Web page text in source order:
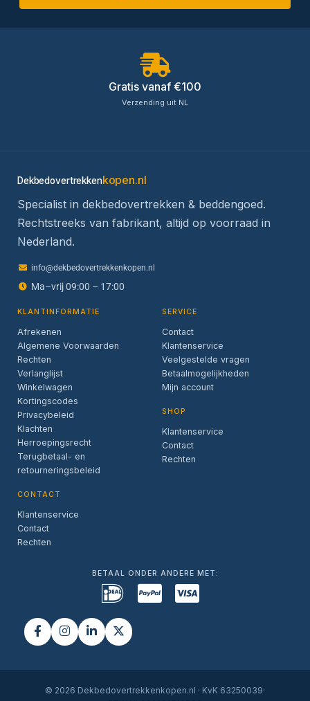
Gratis vanaf €100
Verzending uit NL
Dekbedovertrekkenkopen.nl
Specialist in dekbedovertrekken & beddengoed.
Rechtstreeks van fabrikant, altijd op voorraad in
Nederland.
info@dekbedovertrekkenkopen.nl
Ma–vrij 09:00 – 17:00
KLANTINFORMATIE
Afrekenen
Algemene Voorwaarden
Rechten
Verlanglijst
Winkelwagen
Kortingscodes
Privacybeleid
Klachten
Herroepingsrecht
Terugbetaal- en
retourneringsbeleid
CONTACT
Klantenservice
Contact
Rechten
SERVICE
Contact
Klantenservice
Veelgestelde vragen
Betaalmogelijkheden
Mijn account
SHOP
Klantenservice
Contact
Rechten
BETAAL ONDER ANDERE MET:
© 2026 Dekbedovertrekkenkopen.nl · KvK 63250039·